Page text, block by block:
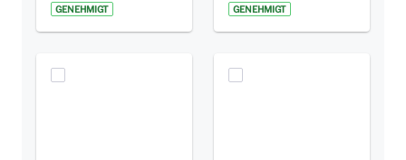
GENEHMIGT GENEHMIGT